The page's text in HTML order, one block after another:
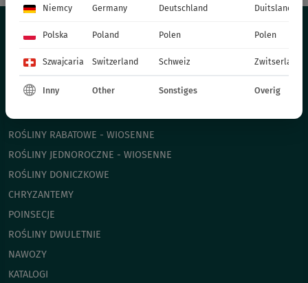
OFERTA
BYLINY
TRAWY
ROŚLINY RABATOWE - WIOSENNE
ROŚLINY JEDNOROCZNE - WIOSENNE
ROŚLINY DONICZKOWE
CHRYZANTEMY
POINSECJE
ROŚLINY DWULETNIE
NAWOZY
KATALOGI
Niemcy Germany Deutschland Duitsland
Polska Poland Polen Polen
Szwajcaria Switzerland Schweiz Zwitserland
Inny Other Sonstiges Overig